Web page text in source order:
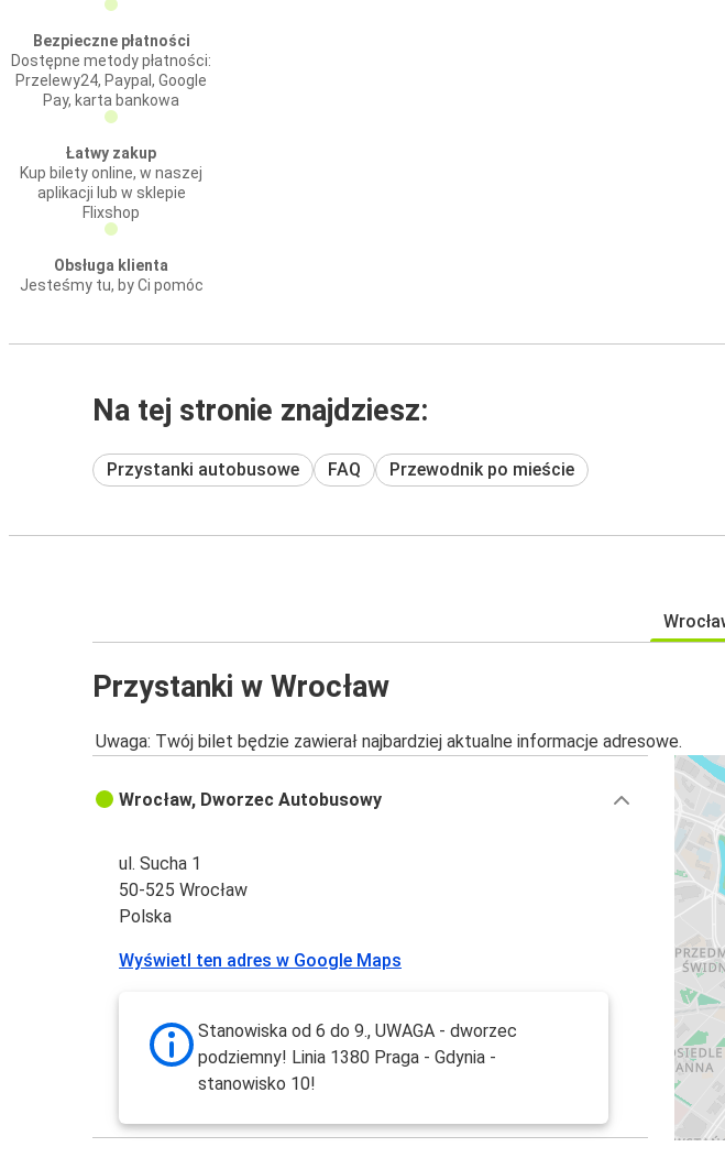
Bezpieczne płatności
Dostępne metody płatności:
Przelewy24, Paypal, Google
Pay, karta bankowa
Łatwy zakup
Kup bilety online, w naszej
aplikacji lub w sklepie
Flixshop
Obsługa klienta
Jesteśmy tu, by Ci pomóc
Na tej stronie znajdziesz:
Przystanki autobusowe FAQ Przewodnik po mieście
Przystanki w Wrocław
Uwaga: Twój bilet będzie zawierał najbardziej aktualne informacje adresowe.
Wrocław, Dworzec Autobusowy
ul. Sucha 1
50-525 Wrocław
Polska
Wyświetl ten adres w Google Maps
Stanowiska od 6 do 9., UWAGA - dworzec
podziemny! Linia 1380 Praga - Gdynia -
stanowisko 10!